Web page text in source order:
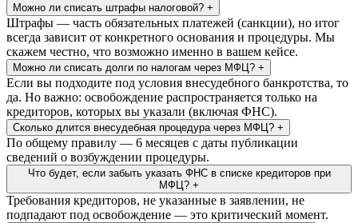
Можно ли списать штрафы налоговой? +
Штрафы — часть обязательных платежей (санкции), но итог
всегда зависит от конкретного основания и процедуры. Мы
скажем честно, что возможно именно в вашем кейсе.
Можно ли списать долги по налогам через МФЦ? +
Если вы подходите под условия внесудебного банкротства, то
да. Но важно: освобождение распространяется только на
кредиторов, которых вы указали (включая ФНС).
Сколько длится внесудебная процедура через МФЦ? +
По общему правилу — 6 месяцев с даты публикации
сведений о возбуждении процедуры.
Что будет, если забыть указать ФНС в списке кредиторов при
МФЦ? +
Требования кредиторов, не указанные в заявлении, не
подпадают под освобождение — это критический момент.